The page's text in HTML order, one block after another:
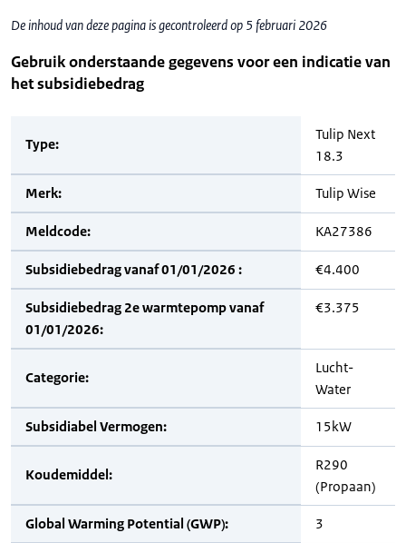
De inhoud van deze pagina is gecontroleerd op 5 februari 2026
Gebruik onderstaande gegevens voor een indicatie van
het subsidiebedrag
Type:
Tulip Next
18.3
Merk: Tulip Wise
Meldcode: KA27386
Subsidiebedrag vanaf 01/01/2026 : €4.400
Subsidiebedrag 2e warmtepomp vanaf
01/01/2026:
€3.375
Categorie:
Lucht-
Water
Subsidiabel Vermogen: 15kW
Koudemiddel:
R290
(Propaan)
Global Warming Potential (GWP): 3